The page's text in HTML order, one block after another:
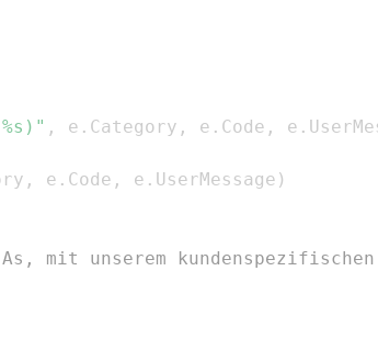
, e . Category , e . Code , e .
, e . Code , e . UserMessage )
mit unserem